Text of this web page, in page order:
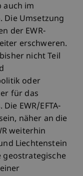
auch im
Die Umsetzung
der EWR-
erschweren.
nicht Teil
oder
für das
EWR/EFTA-
näher an die
weiterhin
Liechtenstein
geostrategische